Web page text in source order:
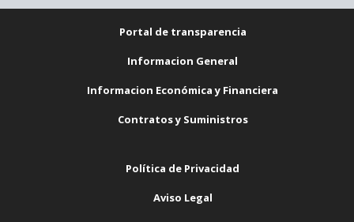
Portal de transparencia
Informacion General
Informacion Económica y Financiera
Contratos y Suministros
Política de Privacidad
Aviso Legal